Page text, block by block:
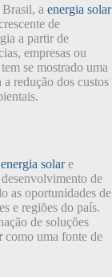
a energia solar
de
a partir de
empresas ou
se mostrado uma
redução dos custos
energia solare
de
as oportunidades de
e regiões do país.
de soluções
como uma fonte de